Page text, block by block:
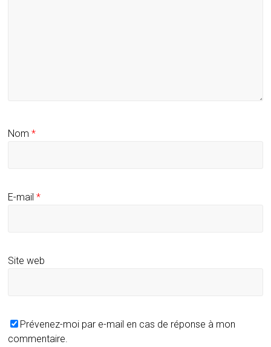
Nom*
E-mail*
Site web
Prévenez-moi par e-mail en cas de réponse à mon
commentaire.